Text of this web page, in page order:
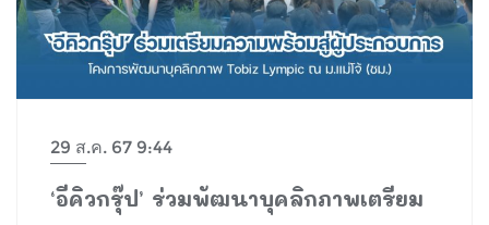
29 ส.ค. 67 9:44
‘อีคิวกรุ๊ป’ ร่วมพัฒนาบุคลิกภาพเตรียม